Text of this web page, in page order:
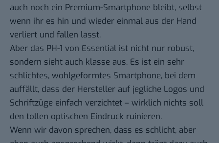
auch noch ein Premium-Smartphone bleibt, selbst
wenn ihr es hin und wieder einmal aus der Hand
verliert und fallen lasst.
Aber das PH-1 von Essential ist nicht nur robust,
sondern sieht auch klasse aus. Es ist ein sehr
schlichtes, wohlgeformtes Smartphone, bei dem
auffällt, dass der Hersteller auf jegliche Logos und
Schriftzüge einfach verzichtet – wirklich nichts soll
den tollen optischen Eindruck ruinieren.
Wenn wir davon sprechen, dass es schlicht, aber